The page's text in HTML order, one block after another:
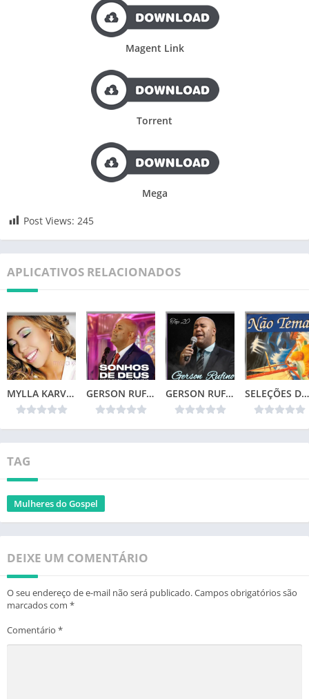
Magent Link
Torrent
Mega
Post Views: 245
APLICATIVOS RELACIONADOS
MYLLA KARVALHO – MINHA VIDA GERSON RUFINO – SONHOS DE DEUS (2024) GERSON RUFINO – TOP 20 SELEÇÕES DA COLEÇÃO CANÇÕES DE VIDA – NÃO TEMAS (1996)📌
TAG
Mulheres do Gospel
DEIXE UM COMENTÁRIO
O seu endereço de e-mail não será publicado.Campos obrigatórios são
marcados com *
Comentário *